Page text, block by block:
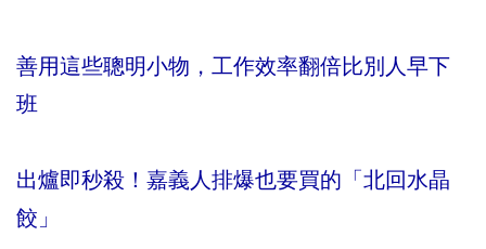
善用這些聰明小物，工作效率翻倍比別人早下
班
出爐即秒殺！嘉義人排爆也要買的「北回水晶
餃」